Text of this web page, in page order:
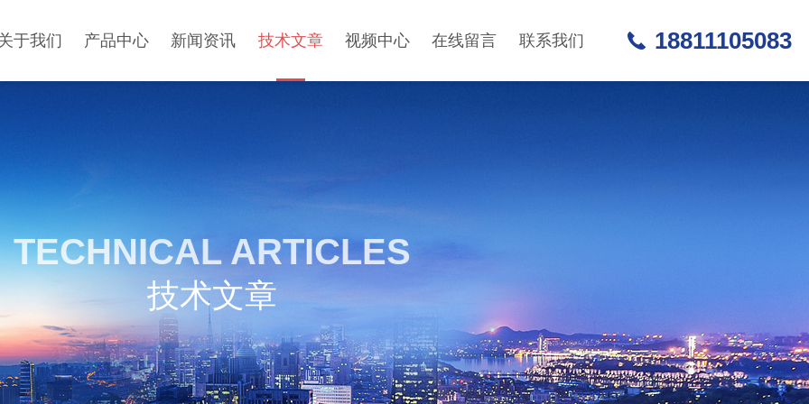
于我们 产品中心 新闻资讯 技术文章 视频中心 在线留言 联系我们 18811105083
TECHNICAL ARTICLES
技术文章